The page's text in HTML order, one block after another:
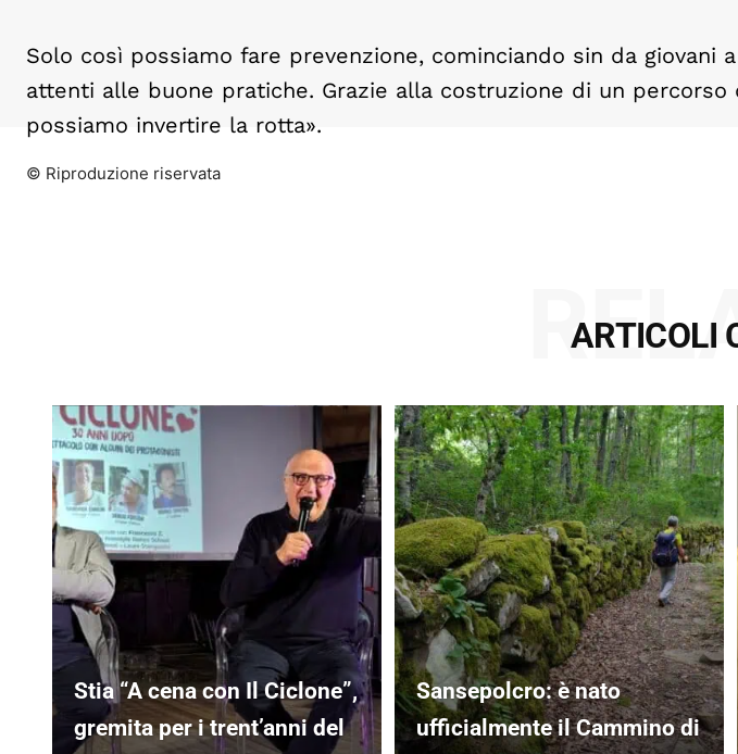
Solo così possiamo fare prevenzione, cominciando sin da giovani
attenti alle buone pratiche. Grazie alla costruzione di un percorso
possiamo invertire la rotta».
© Riproduzione riservata
ARTICOLI
Stia “A cena con Il Ciclone”,
gremita per i trent’anni del
Sansepolcro: è nato
ufficialmente il Cammino di